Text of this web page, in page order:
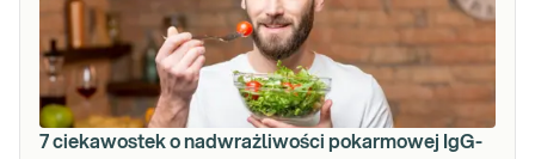
7 ciekawostek o nadwrażliwości pokarmowej IgG-